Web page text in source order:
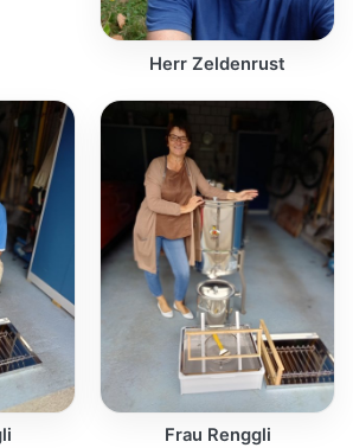
Herr Zeldenrust
Frau Renggli